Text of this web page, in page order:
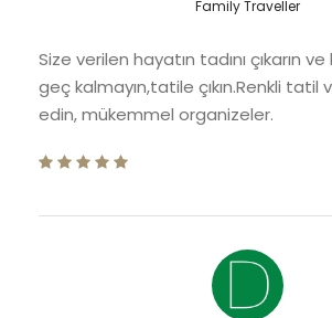
Family Traveller
Size verilen hayatın tadını çıkarın
geç kalmayın,tatile çıkın.Renkli tatil
edin, mükemmel organizeler.